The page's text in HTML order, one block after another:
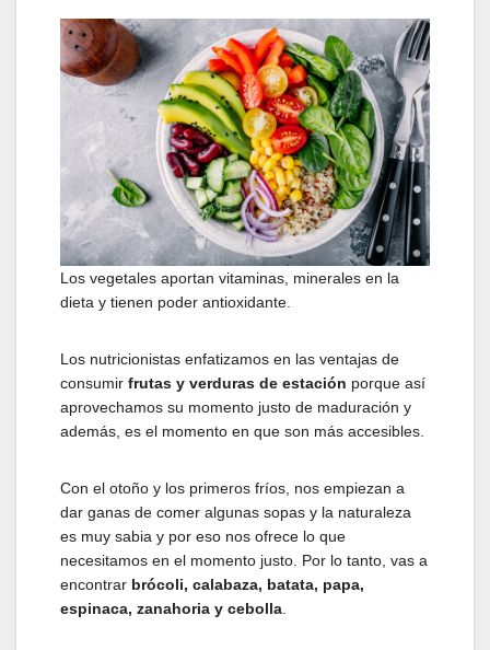
Los vegetales aportan vitaminas, minerales en la
dieta y tienen poder antioxidante.
Los nutricionistas enfatizamos en las ventajas de
consumir frutas y verduras de estación porque así
aprovechamos su momento justo de maduración y
además, es el momento en que son más accesibles.
Con el otoño y los primeros fríos, nos empiezan a
dar ganas de comer algunas sopas y la naturaleza
es muy sabia y por eso nos ofrece lo que
necesitamos en el momento justo. Por lo tanto, vas a
encontrar brócoli, calabaza, batata, papa,
espinaca, zanahoria y cebolla